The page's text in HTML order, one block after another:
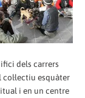
dels carrers
col·lectiu esquàter
i en un centre